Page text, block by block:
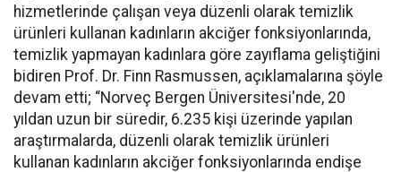
hizmetlerinde çalışan veya düzenli olarak temizlik
ürünleri kullanan kadınların akciğer fonksiyonlarında,
temizlik yapmayan kadınlara göre zayıflama geliştiğini
bidiren Prof. Dr. Finn Rasmussen, açıklamalarına şöyle
devam etti; “Norveç Bergen Üniversitesi'nde, 20
yıldan uzun bir süredir, 6.235 kişi üzerinde yapılan
araştırmalarda, düzenli olarak temizlik ürünleri
kullanan kadınların akciğer fonksiyonlarında endişe